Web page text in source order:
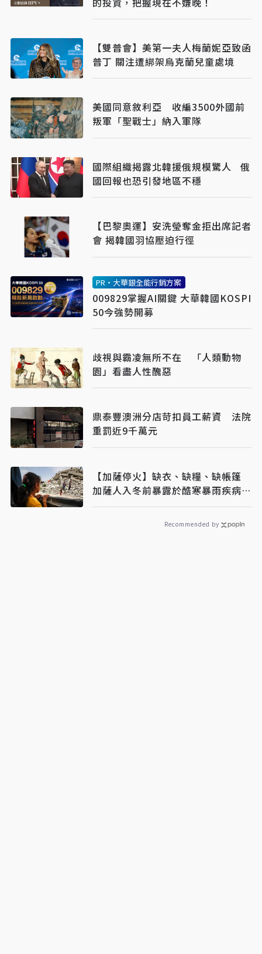
【雙普會】美第一夫人梅蘭妮亞致函
普丁 關注遭綁架烏克蘭兒童處境
美國同意敘利亞 收編3500外國前
叛軍「聖戰士」納入軍隊
國際組織揭露北韓援俄規模驚人 俄
國回報也恐引發地區不穩
【巴黎奧運】安洗瑩奪金拒出席記者
會 揭韓國羽協壓迫行徑
PR・大華銀全能行銷方案
009829掌握AI關鍵 大華韓國KOSPI
50今強勢開募
歧視與霸凌無所不在 「人類動物
園」看盡人性醜惡
鼎泰豐澳洲分店苛扣員工薪資 法院
重罰近9千萬元
【加薩停火】缺衣、缺糧、缺帳篷
加薩人入冬前暴露於酷寒暴雨疾病威
脅
Recommended by